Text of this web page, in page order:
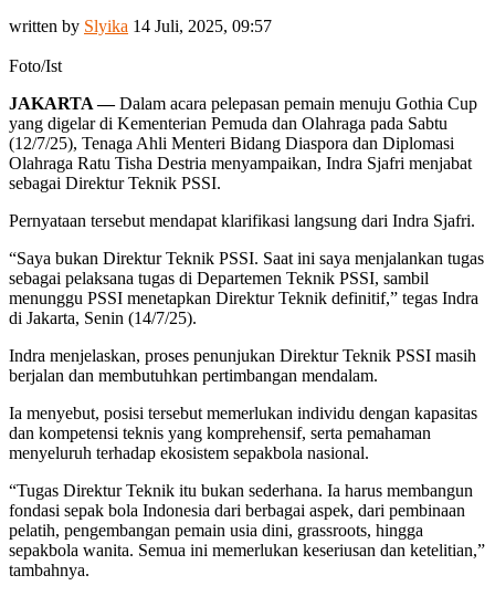
written by Slyika 14 Juli, 2025, 09:57
Foto/Ist
JAKARTA —Dalam acara pelepasan pemain menuju Gothia Cup
yang digelar di Kementerian Pemuda dan Olahraga pada Sabtu
(12/7/25), Tenaga Ahli Menteri Bidang Diaspora dan Diplomasi
Olahraga Ratu Tisha Destria menyampaikan, Indra Sjafri menjabat
sebagai Direktur Teknik PSSI.
Pernyataan tersebut mendapat klarifikasi langsung dari Indra Sjafri.
“Saya bukan Direktur Teknik PSSI. Saat ini saya menjalankan tugas
sebagai pelaksana tugas di Departemen Teknik PSSI, sambil
menunggu PSSI menetapkan Direktur Teknik definitif,” tegas Indra
di Jakarta, Senin (14/7/25).
Indra menjelaskan, proses penunjukan Direktur Teknik PSSI masih
berjalan dan membutuhkan pertimbangan mendalam.
Ia menyebut, posisi tersebut memerlukan individu dengan kapasitas
dan kompetensi teknis yang komprehensif, serta pemahaman
menyeluruh terhadap ekosistem sepakbola nasional.
“Tugas Direktur Teknik itu bukan sederhana. Ia harus membangun
fondasi sepak bola Indonesia dari berbagai aspek, dari pembinaan
pelatih, pengembangan pemain usia dini, grassroots, hingga
sepakbola wanita. Semua ini memerlukan keseriusan dan ketelitian,”
tambahnya.